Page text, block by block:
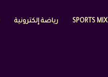
SPORTS MIX رياضة إلكترونية